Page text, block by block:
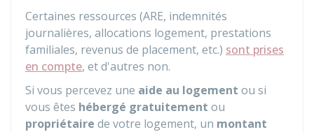
Certaines ressources (ARE, indemnités
journalières, allocations logement, prestations
familiales, revenus de placement, etc.) sont prises
en compte, et d'autres non.
Si vous percevez une aide au logement ou si
vous êtes hébergé gratuitement ou
propriétaire de votre logement, un montant